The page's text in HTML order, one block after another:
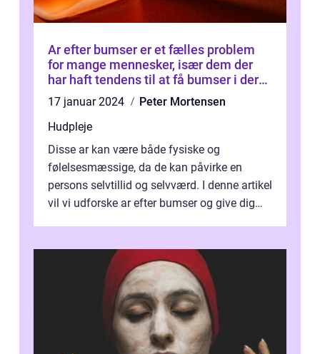
Ar efter bumser er et fælles problem
for mange mennesker, især dem der
har haft tendens til at få bumser i deres
ungdomsår
17 januar 2024
Peter Mortensen
Hudpleje
Disse ar kan være både fysiske og
følelsesmæssige, da de kan påvirke en
persons selvtillid og selvværd. I denne artikel
vil vi udforske ar efter bumser og give dig